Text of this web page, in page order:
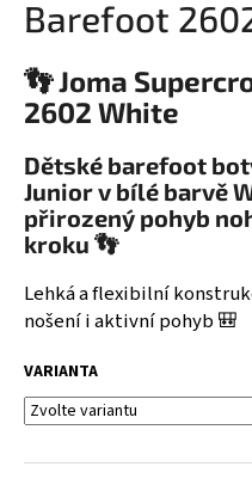
Barefoot
👣 Joma
2602 White
Dětské barefoot
Junior v bílé barvě
přirozený pohyb
kroku 👣
Lehká a flexibilní
nošení i aktivní pohyb 🎒
VARIANTA
a
j
í
t
?
D
o
p
o